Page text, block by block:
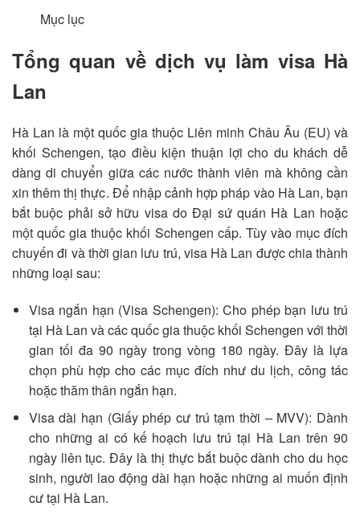
Mục lục
Tổng quan về dịch vụ làm visa Hà
Lan
Hà Lan là một quốc gia thuộc Liên minh Châu Âu (EU) và
khối Schengen, tạo điều kiện thuận lợi cho du khách dễ
dàng di chuyển giữa các nước thành viên mà không cần
xin thêm thị thực. Để nhập cảnh hợp pháp vào Hà Lan, bạn
bắt buộc phải sở hữu visa do Đại sứ quán Hà Lan hoặc
một quốc gia thuộc khối Schengen cấp. Tùy vào mục đích
chuyến đi và thời gian lưu trú, visa Hà Lan được chia thành
những loại sau:
Visa ngắn hạn (Visa Schengen): Cho phép bạn lưu trú
tại Hà Lan và các quốc gia thuộc khối Schengen với thời
gian tối đa 90 ngày trong vòng 180 ngày. Đây là lựa
chọn phù hợp cho các mục đích như du lịch, công tác
hoặc thăm thân ngắn hạn.
Visa dài hạn (Giấy phép cư trú tạm thời – MVV): Dành
cho những ai có kế hoạch lưu trú tại Hà Lan trên 90
ngày liên tục. Đây là thị thực bắt buộc dành cho du học
sinh, người lao động dài hạn hoặc những ai muốn định
cư tại Hà Lan.